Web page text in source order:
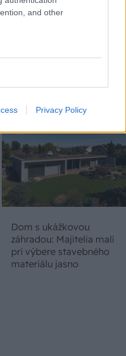
and other
Privacy Policy
zatepliť dom
Multipor ETX
Dom s ukážkovou
záhradou: Majitelia mali
pri výbere stavebného
materiálu jasno